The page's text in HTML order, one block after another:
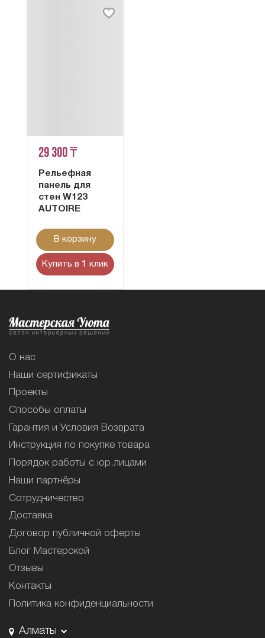
29 300 ₸
Рельефная
панель для
стен W123
AUTOIRE
В корзину
Купить в 1 клик
О нас
Наши сертификаты
Проекты
Способы оплаты
Гарантия и Условия Возврата
Инструкция по покупке товара
Порядок работы с юр.лицами
Наши партнёры
Сотрудничество
Доставка
Договор публичной оферты
Блог Мастерской
Отзывы
Контакты
Политика конфиденциальности
Алматы